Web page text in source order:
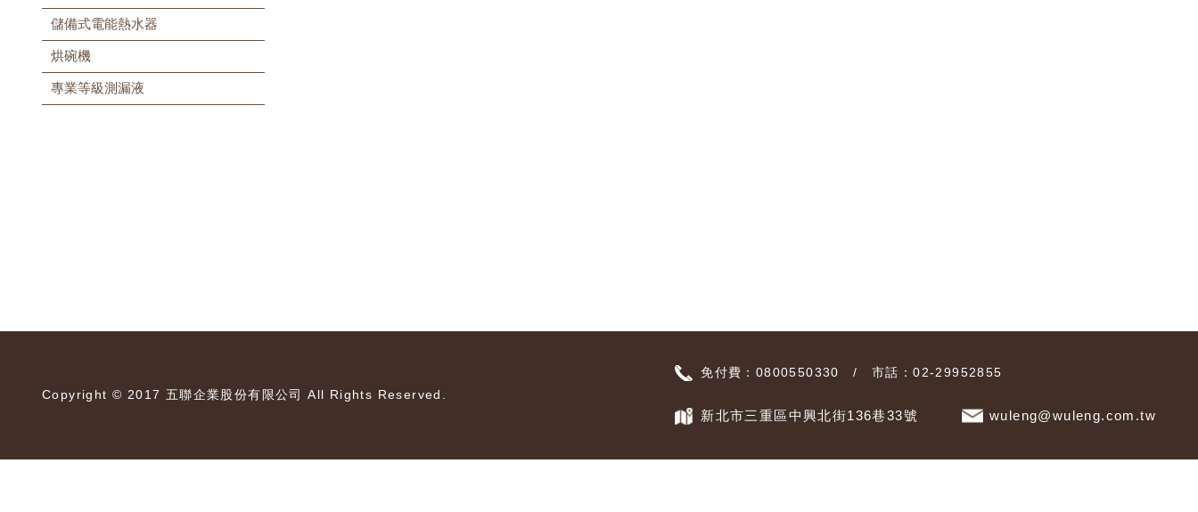
儲備式電能熱水器
烘碗機
專業等級測漏液
Copyright © 2017 五聯企業股份有限公司 All Rights Reserved.
免付費：0800550330 / 市話：02-29952855
新北市三重區中興北街136巷33號 wuleng@wuleng.com.tw